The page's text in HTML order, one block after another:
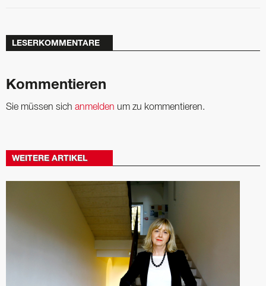
LESERKOMMENTARE
Kommentieren
Sie müssen sich anmelden um zu kommentieren.
WEITERE ARTIKEL